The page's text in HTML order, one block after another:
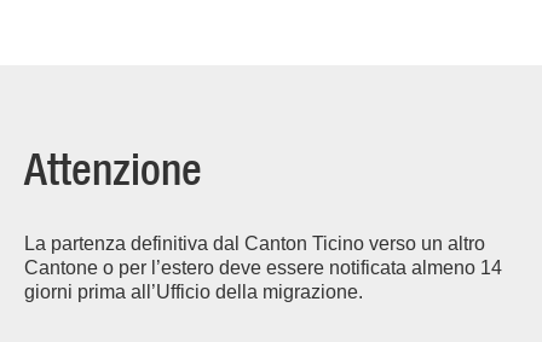
Attenzione
La partenza definitiva dal Canton Ticino verso un altro
Cantone o per l’estero deve essere notificata almeno 14
giorni prima all’Ufficio della migrazione.